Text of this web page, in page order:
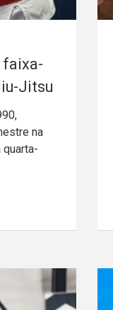
faixa-
Jitsu
na
quarta-